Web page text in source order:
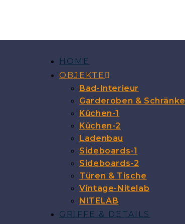
HOME
OBJEKTE
Bad-Interieur
Garderoben & Schränke
Küchen-1
Küchen-2
Ladenbau
Sideboards-1
Sideboards-2
Türen & Tische
Vintage-Nitelab
NITELAB
GRIFFE & DETAILS